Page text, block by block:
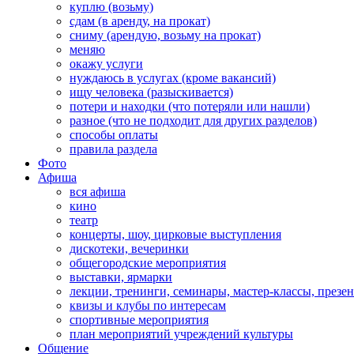
куплю (возьму)
сдам (в аренду, на прокат)
сниму (арендую, возьму на прокат)
меняю
окажу услуги
нуждаюсь в услугах (кроме вакансий)
ищу человека (разыскивается)
потери и находки (что потеряли или нашли)
разное (что не подходит для других разделов)
способы оплаты
правила раздела
Фото
Афиша
вся афиша
кино
театр
концерты, шоу, цирковые выступления
дискотеки, вечеринки
общегородские мероприятия
выставки, ярмарки
лекции, тренинги, семинары, мастер-классы,
квизы и клубы по интересам
спортивные мероприятия
план мероприятий учреждений культуры
Общение